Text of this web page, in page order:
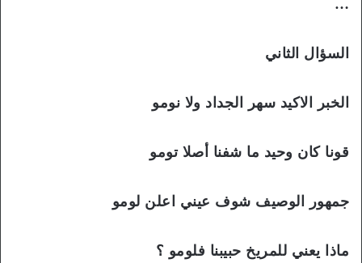
…
السؤال الثاني
الخبر الاكيد سهر الجداد ولا نومو
قونا كان وحيد ما شفنا أصلا تومو
جمهور الوصيف شوف عيني اعلن لومو
ماذا يعني للمريخ حبيبنا فلومو ؟